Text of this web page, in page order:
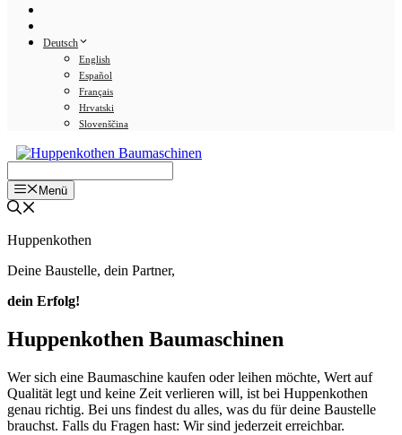
Deutsch
English
Español
Français
Hrvatski
Slovenščina
Menü
Huppenkothen
Deine Baustelle, dein Partner,
dein Erfolg!
Huppenkothen Baumaschinen
Wer sich eine Baumaschine kaufen oder leihen möchte, Wert auf
Qualität legt und keine Zeit verlieren will, ist bei Huppenkothen
genau richtig. Bei uns findest du alles, was du für deine Baustelle
brauchst. Falls du Fragen hast: Wir sind jederzeit erreichbar.